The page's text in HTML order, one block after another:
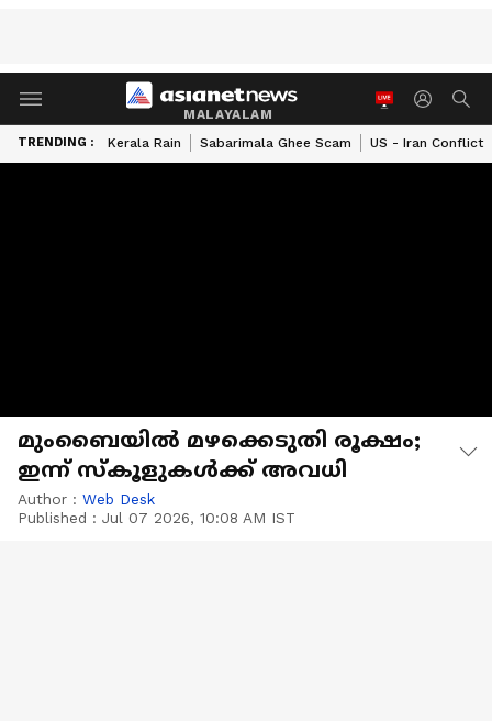
MALAYALAM
TRENDING : Kerala Rain Sabarimala Ghee Scam US - Iran Conflict
മുംബൈയിൽ മഴക്കെടുതി രൂക്ഷം;
ഇന്ന് സ്കൂളുകൾക്ക് അവധി
Author : Web Desk
Published : Jul 07 2026, 10:08 AM IST